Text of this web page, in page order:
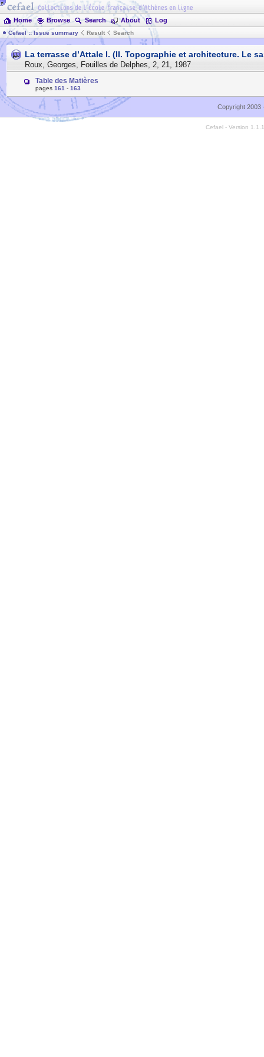
Home Browse Search About Log
Cefael :: Issue summary Result Search
La terrasse d’Attale I. (II. Topographie et architecture. Le
Roux, Georges, Fouilles de Delphes, 2, 21, 1987
Table des Matières
pages 161 - 163
Copyright 2003
Cefael - Version